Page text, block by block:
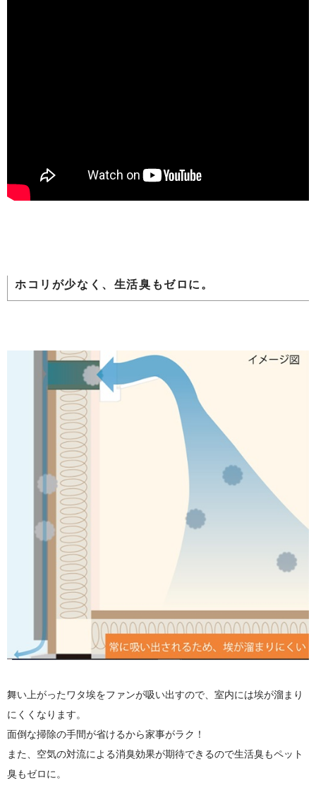
ホコリが少なく、生活臭もゼロに。
舞い上がったワタ埃をファンが吸い出すので、室内には埃が溜まり
にくくなります。
面倒な掃除の手間が省けるから家事がラク！
また、空気の対流による消臭効果が期待できるので生活臭もペット
臭もゼロに。